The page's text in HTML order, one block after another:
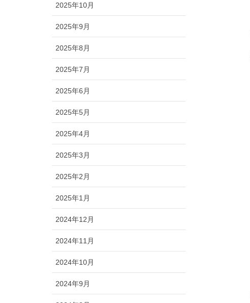
2025年10月
2025年9月
2025年8月
2025年7月
2025年6月
2025年5月
2025年4月
2025年3月
2025年2月
2025年1月
2024年12月
2024年11月
2024年10月
2024年9月